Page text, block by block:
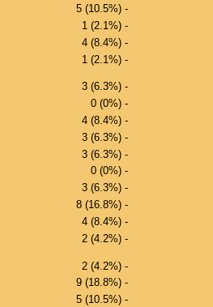
5 (10.5%) -
1 (2.1%) -
4 (8.4%) -
1 (2.1%) -
3 (6.3%) -
0 (0%) -
4 (8.4%) -
3 (6.3%) -
3 (6.3%) -
0 (0%) -
3 (6.3%) -
8 (16.8%) -
4 (8.4%) -
2 (4.2%) -
2 (4.2%) -
9 (18.8%) -
5 (10.5%) -